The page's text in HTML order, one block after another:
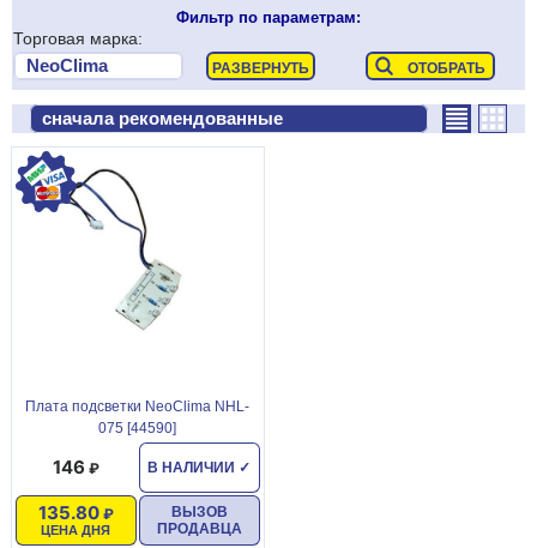
Фильтр по параметрам:
Торговая марка:
Плата подсветки NeoClima NHL-
075 [44590]
В НАЛИЧИИ ✓
146
ЦЕНА ДНЯ
135.80
ВЫЗОВ
ПРОДАВЦА